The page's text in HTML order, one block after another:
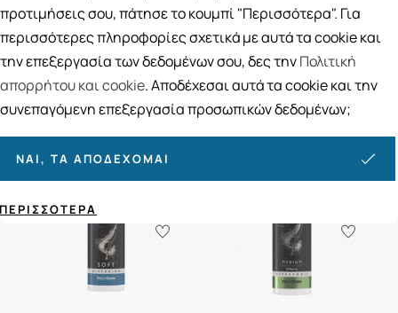
Ταξινόμηση Προβολή
4 ΠΡΟΪΌΝΤΑ
προτιμήσεις σου, πάτησε το κουμπί "Περισσότερα". Για
περισσότερες πληροφορίες σχετικά με αυτά τα cookie και
την επεξεργασία των δεδομένων σου, δες τηνΠολιτική
απορρήτου και cookie. Αποδέχεσαι αυτά τα cookie και την
συνεπαγόμενη επεξεργασία προσωπικών δεδομένων;
ΝΑΙ, ΤΑ ΑΠΟΔΈΧΟΜΑΙ
ΠΕΡΙΣΣΌΤΕΡΑ